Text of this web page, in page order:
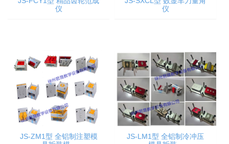
仪
仪
JS-ZM1型 全铝制注塑模
JS-LM1型 全铝制冷冲压